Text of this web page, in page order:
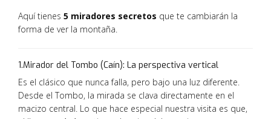
Aquí tienes 5 miradores secretos que te cambiarán la
forma de ver la montaña.
1.Mirador del Tombo (Caín): La perspectiva vertical
Es el clásico que nunca falla, pero bajo una luz diferente.
Desde el Tombo, la mirada se clava directamente en el
macizo central. Lo que hace especial nuestra visita es que,